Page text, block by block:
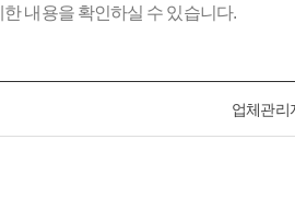
내용을 확인하실 수 있습니다.
업체관리